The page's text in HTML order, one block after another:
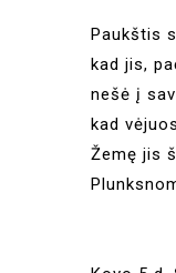
Paukštis
kad jis,
nešė į
kad
Žemę jis